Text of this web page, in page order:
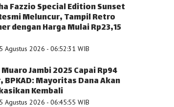
Fazzio Special Edition Sunset
Meluncur, Tampil Retro
dengan Harga Mulai Rp23,15
Agustus 2026 - 06:52:31 WIB
Muaro Jambi 2025 Capai Rp94
BPKAD: Mayoritas Dana Akan
Kembali
Agustus 2026 - 06:45:55 WIB